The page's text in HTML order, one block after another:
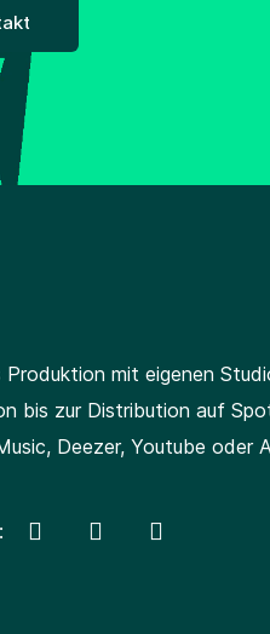
mit eigenen
bis zur Distribution auf
Deezer, Youtube oder